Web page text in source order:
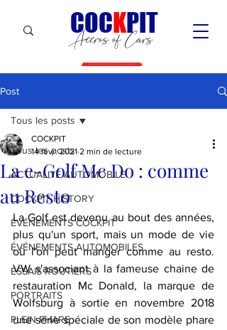
Accros of Cars
COCKPIT
Post
Tous les posts
ACTUALITÉ AUTOMOBILE
COCKPIT HiSTORY
ÉVÉNEMENTS COCKPIT
ÉVÉNEMENTS AUTOMOBILES
ESSAIS ROUTIERS
PORTRAITS
PLEIN PHARE
Tous les posts
La e-Golf Mc Do : comme
au Resto
COCKPIT
14 févr. 2021 2 min de lecture
La Golf est devenu au bout des années,
plus qu'un sport, mais un mode de vie
où l'on peut manger comme au resto.
VW s'associant à la fameuse chaine de
restauration Mc Donald, la marque de
Wolfsburg à sortie en novembre 2018
une série spéciale de son modèle phare